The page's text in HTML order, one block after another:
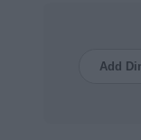
Add